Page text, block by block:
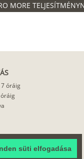
süti elfogadása
MORE
óráig